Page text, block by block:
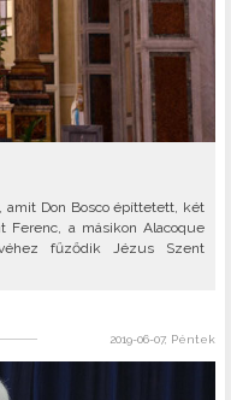
amit Don Bosco építtetett, két
Ferenc, a másikon Alacoque
fűződik Jézus Szent
2019-06-07, Péntek